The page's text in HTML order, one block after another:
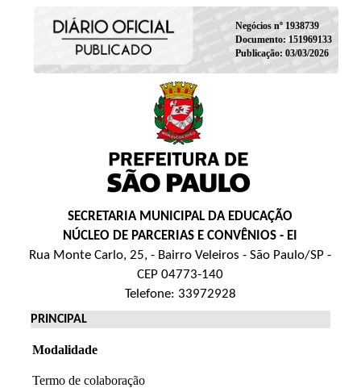
Negócios nº 1938739
Documento: 151969133
Publicação: 03/03/2026
SECRETARIA MUNICIPAL DA EDUCAÇÃO
NÚCLEO DE PARCERIAS E CONVÊNIOS - EI
Rua Monte Carlo, 25, - Bairro Veleiros - São Paulo/SP -
CEP 04773-140
Telefone: 33972928
PRINCIPAL
Modalidade
Termo de colaboração